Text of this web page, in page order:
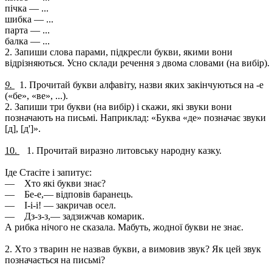
пічка — ...
шибка — ...
парта — ...
балка — ...
2. Запиши слова парами, підкресли букви, якими вони
відрізняються. Усно склади речення з двома словами (на вибір).
9.
1. Прочитай букви алфавіту, назви яких закінчуються на -е
(«бе», «ве», ...).
2. Запиши три букви (на вибір) і скажи, які звуки вони
позначають на письмі. Наприклад: «Буква «де» позначає звуки
[д], [д']».
10. 1. Прочитай виразно литовську народну казку.
Іде Стасіте і запитує:
— Хто які букви знає?
— Бе-е,— відповів баранець.
— І-і-і! — закричав осел.
— Дз-з-з,— задзижчав комарик.
А рибка нічого не сказала. Мабуть, жодної букви не знає.
2. Хто з тварин не назвав букви, а вимовив звук? Як цей звук
позначається на письмі?